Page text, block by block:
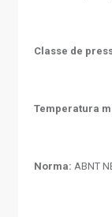
Classe de
Temperatura
Norma: ABNT